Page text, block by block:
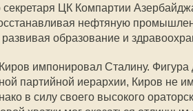
ЦК Компартии
нефтяную
образование и
импонировал Сталину. Фигура
партийной иерархии, Киров не
в силу своего высокого